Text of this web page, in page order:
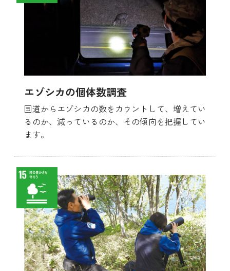
エゾシカの個体数調査
国道からエゾシカの数をカウントして、増えてい
るのか、減っているのか、その傾向を把握してい
ます。